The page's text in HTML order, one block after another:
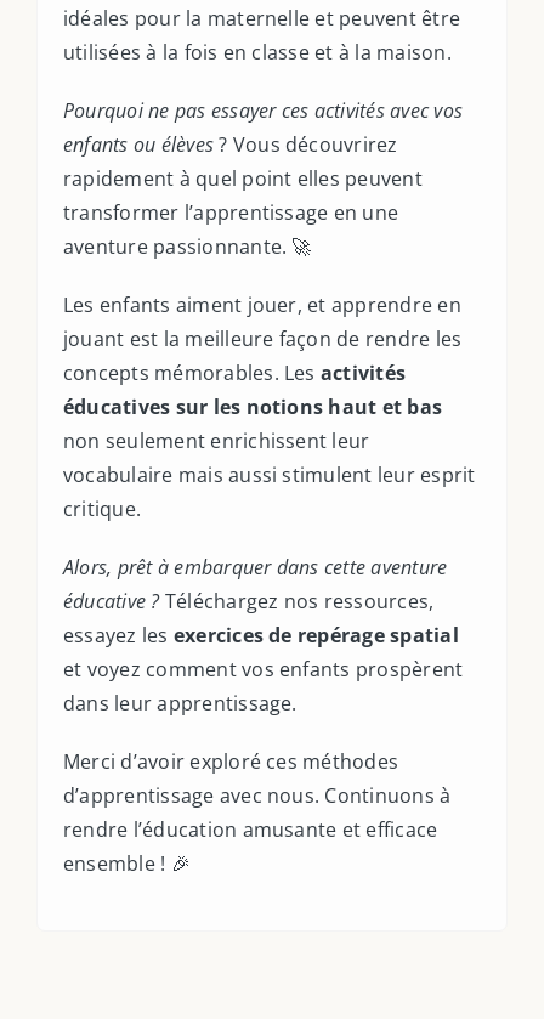
idéales pour la maternelle et peuvent être
utilisées à la fois en classe et à la maison.
Pourquoi ne pas essayer ces activités avec vos
enfants ou élèves? Vous découvrirez
rapidement à quel point elles peuvent
transformer l’apprentissage en une
aventure passionnante. 🚀
Les enfants aiment jouer, et apprendre en
jouant est la meilleure façon de rendre les
concepts mémorables. Les activités
éducatives sur les notions haut et bas
non seulement enrichissent leur
vocabulaire mais aussi stimulent leur esprit
critique.
Alors, prêt à embarquer dans cette aventure
éducative ?Téléchargez nos ressources,
essayez les exercices de repérage spatial
et voyez comment vos enfants prospèrent
dans leur apprentissage.
Merci d’avoir exploré ces méthodes
d’apprentissage avec nous. Continuons à
rendre l’éducation amusante et efficace
ensemble ! 🎉